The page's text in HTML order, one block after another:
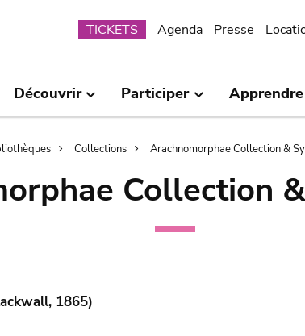
Submenu
TICKETS Agenda Presse
Découvrir Participer Apprendre
Collections Arachnomorphae Collection &
Collection
1865)